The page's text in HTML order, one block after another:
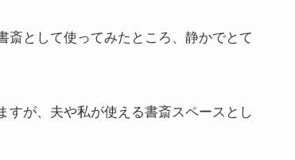
斎として使ってみたところ、静かでとて
すが、夫や私が使える書斎スペースとし